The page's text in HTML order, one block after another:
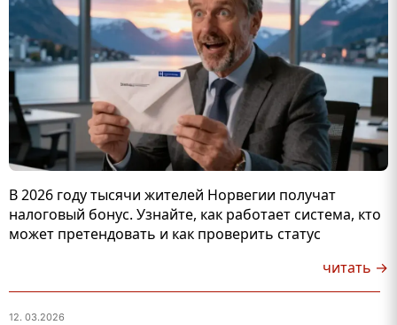
В 2026 году тысячи жителей Норвегии получат
налоговый бонус. Узнайте, как работает система, кто
может претендовать и как проверить статус
читать →
12. 03.2026